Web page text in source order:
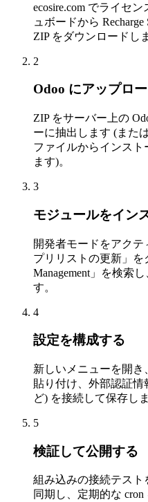
ecosire.com でライセ
ュボードから
ZIP をダウンロードし
2
Odoo にアップロ
ZIP をサーバー上の
ーに抽出します (また
ファイルからインス
ます)。
3
モジュールをイン
開発者モードをアク
プリリストの更新」を
Management」を検索
す。
4
設定を構成する
新しいメニューを開き
貼り付け、外部認証情
ど) を接続して保存しま
5
検証して公開する
組み込みの接続テスト
同期し、定期的な